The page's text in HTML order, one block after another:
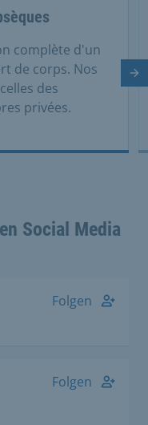
complète d'un
de corps. Nos
des
privées.
Social Media
Folgen
Folgen